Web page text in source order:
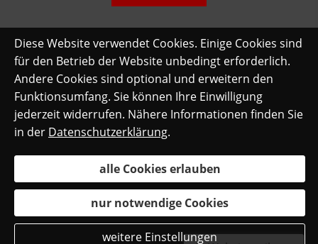
Diese Website verwendet Cookies. Einige Cookies sind
für den Betrieb der Website unbedingt erforderlich.
Andere Cookies sind optional und erweitern den
Funktionsumfang. Sie können Ihre Einwilligung
jederzeit widerrufen. Nähere Informationen finden Sie
in der Datenschutzerklärung.
alle Cookies erlauben
nur notwendige Cookies
weitere Einstellungen